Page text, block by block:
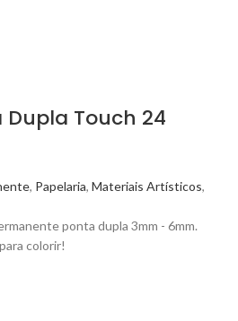
Touch 24
, Papelaria, Materiais Artísticos,
ponta dupla 3mm - 6mm.
colorir!